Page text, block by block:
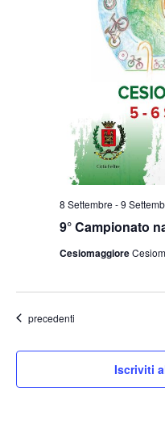
9° Campionato
8 Settembre -9
Cesiomaggiore
Eventi
precedenti
Iscriviti